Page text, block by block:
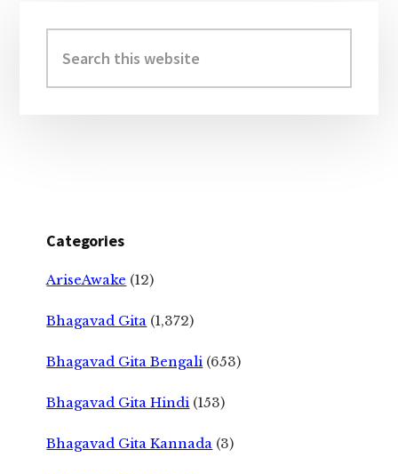
Sidebar
this
website
Categories
AriseAwake (12)
Bhagavad Gita (1,372)
Bhagavad Gita Bengali (653)
Bhagavad Gita Hindi (153)
Bhagavad Gita Kannada (3)